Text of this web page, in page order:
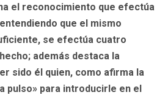
el reconocimiento que efectúa
que el mismo
se efectúa cuatro
además destaca la
sido él quien, como afirma la
pulso» para introducirle en el